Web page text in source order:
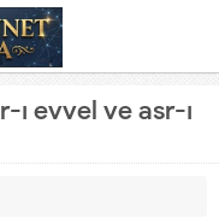
ı evvel ve asr-ı